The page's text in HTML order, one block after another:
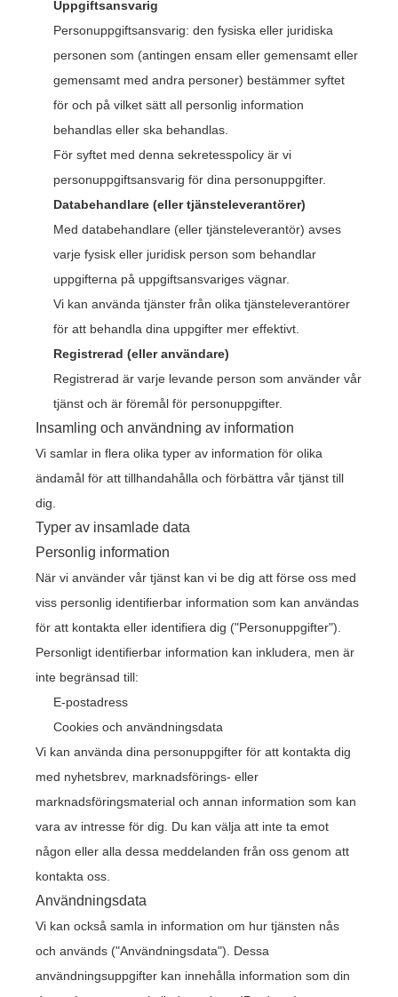
Uppgiftsansvarig
Personuppgiftsansvarig: den fysiska eller juridiska
personen som (antingen ensam eller gemensamt eller
gemensamt med andra personer) bestämmer syftet
för och på vilket sätt all personlig information
behandlas eller ska behandlas.
För syftet med denna sekretesspolicy är vi
personuppgiftsansvarig för dina personuppgifter.
Databehandlare (eller tjänsteleverantörer)
Med databehandlare (eller tjänsteleverantör) avses
varje fysisk eller juridisk person som behandlar
uppgifterna på uppgiftsansvariges vägnar.
Vi kan använda tjänster från olika tjänsteleverantörer
för att behandla dina uppgifter mer effektivt.
Registrerad (eller användare)
Registrerad är varje levande person som använder vår
tjänst och är föremål för personuppgifter.
Insamling och användning av information
Vi samlar in flera olika typer av information för olika
ändamål för att tillhandahålla och förbättra vår tjänst till
dig.
Typer av insamlade data
Personlig information
När vi använder vår tjänst kan vi be dig att förse oss med
viss personlig identifierbar information som kan användas
för att kontakta eller identifiera dig ("Personuppgifter").
Personligt identifierbar information kan inkludera, men är
inte begränsad till:
E-postadress
Cookies och användningsdata
Vi kan använda dina personuppgifter för att kontakta dig
med nyhetsbrev, marknadsförings- eller
marknadsföringsmaterial och annan information som kan
vara av intresse för dig. Du kan välja att inte ta emot
någon eller alla dessa meddelanden från oss genom att
kontakta oss.
Användningsdata
Vi kan också samla in information om hur tjänsten nås
och används ("Användningsdata"). Dessa
användningsuppgifter kan innehålla information som din